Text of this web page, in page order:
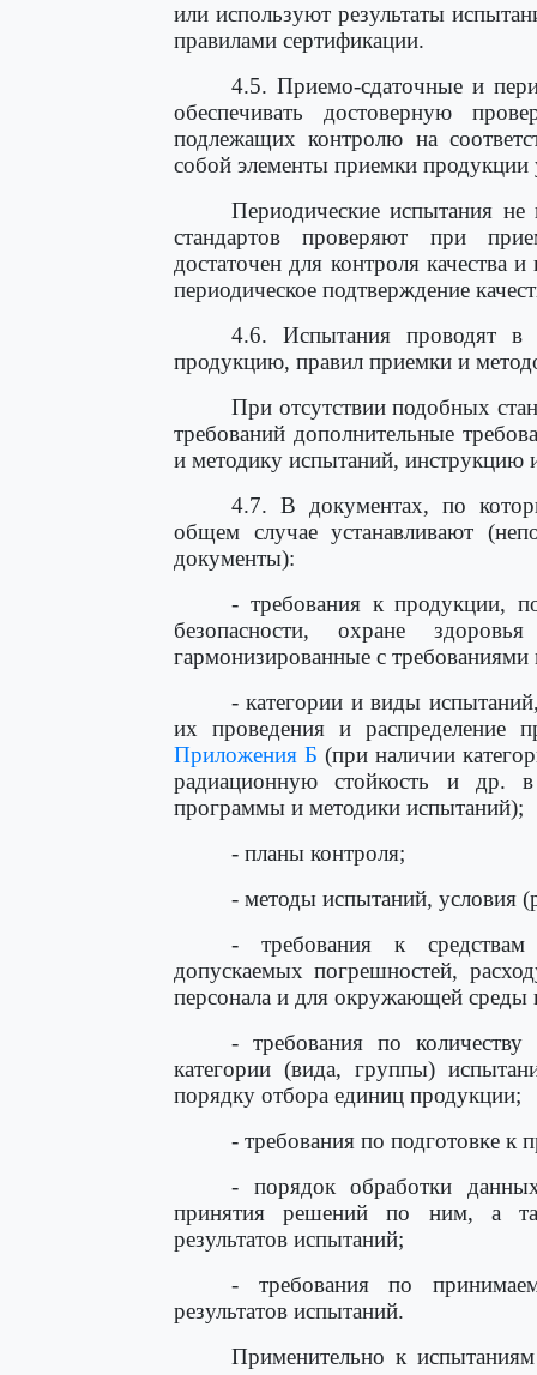
или используют результаты
правилами сертификации.
4.5. Приемо-сдаточные и
обеспечивать достоверную
подлежащих контролю на
собой элементы приемки продукции
Периодические испытания не
стандартов проверяют при
достаточен для контроля качества
периодическое подтверждение
4.6. Испытания проводят в
продукцию, правил приемки и
При отсутствии подобных
требований дополнительные
и методику испытаний, инструкцию
4.7. В документах, по
общем случае устанавливают
документы):
- требования к продукции,
безопасности, охране
гармонизированные с
- категории и виды
их проведения и распределение
Приложения Б (при наличии
радиационную стойкость и др.
программы и методики испытаний);
- планы контроля;
- методы испытаний, условия
- требования к
допускаемых погрешностей,
персонала и для окружающей среды
- требования по
категории (вида, группы)
порядку отбора единиц продукции;
- требования по подготовке к
- порядок обработки
принятия решений по ним, а
результатов испытаний;
- требования по
результатов испытаний.
Применительно к